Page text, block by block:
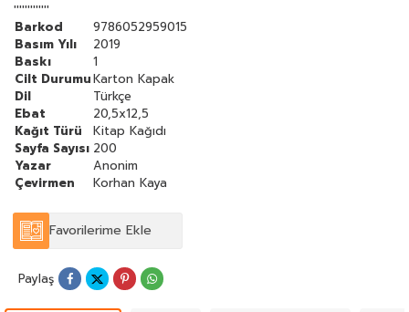
'''''''''''''
Barkod
9786052959015
Basım Yılı
2019
Baskı
1
Cilt DurumuKarton Kapak
Dil
Türkçe
Ebat
20,5x12,5
Kağıt Türü
Kitap Kağıdı
Sayfa Sayısı 200
Yazar
Anonim
Çevirmen
Korhan Kaya
Favorilerime Ekle
Paylaş